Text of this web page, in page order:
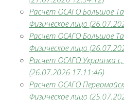
Расчет ОСАГО Большое
Физическое лицо
Расчет ОСАГО Большое
Физическое лицо
Расчет ОСАГО Украинка с,
(26.07.2026 17:11:46)
Расчет ОСАГО
Физическое лицо